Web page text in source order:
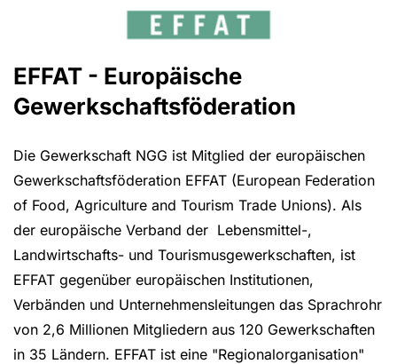
EFFAT - Europäische
Gewerkschaftsföderation
Die Gewerkschaft NGG ist Mitglied der europäischen
Gewerkschaftsföderation EFFAT (European Federation
of Food, Agriculture and Tourism Trade Unions). Als
der europäische Verband der Lebensmittel-,
Landwirtschafts- und Tourismusgewerkschaften, ist
EFFAT gegenüber europäischen Institutionen,
Verbänden und Unternehmensleitungen das Sprachrohr
von 2,6 Millionen Mitgliedern aus 120 Gewerkschaften
in 35 Ländern. EFFAT ist eine "Regionalorganisation"